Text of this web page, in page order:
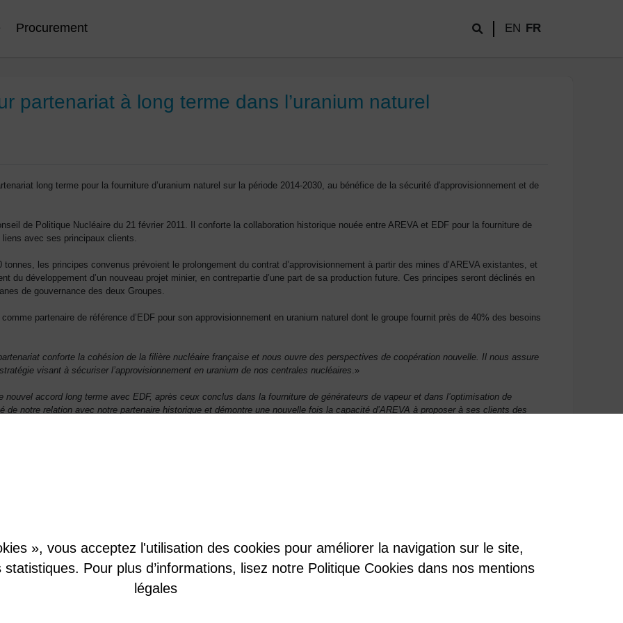
Procurement EN FR
partenariat à long terme dans l’uranium naturel
long terme pour la fourniture d’uranium naturel sur la période 2014-2030, au bénéfice de la sécurité d'approvisionnement et de
de Politique Nucléaire du 21 février 2011. Il conforte la collaboration historique nouée entre AREVA et EDF pour la fourniture de
avec ses principaux clients.
les principes convenus prévoient le prolongement du contrat d’approvisionnement à partir des mines d’AREVA existantes, et
du développement d’un nouveau projet minier, en contrepartie d’une part de sa production future. Ces principes seront déclinés en
de gouvernance des deux Groupes.
partenaire de référence d’EDF pour son approvisionnement en uranium naturel dont le groupe fournit près de 40% des besoins
conforte la cohésion de la filière nucléaire française et nous ouvre des perspectives de coopération nouvelle. Il nous assure
visant à sécuriser l’approvisionnement en uranium de nos centrales nucléaires .»
nouvel accord long terme avec EDF, après ceux conclus dans la fourniture de générateurs de vapeur et dans l’optimisation de
de notre relation avec notre partenaire historique et démontre une nouvelle fois la capacité d’AREVA à proposer à ses clients des
», vous acceptez l'utilisation des cookies pour améliorer la navigation sur le site,
Pour plus d’informations, lisez notre Politique Cookies dans nos mentions
légales